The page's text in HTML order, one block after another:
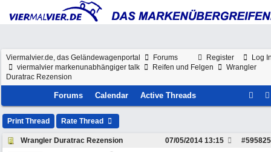
Register Log
Viermalvier.de, das Geländewagenportal
Forums
viermalvier markenunabhängiger talk
Reifen und Felgen
Wrangler
Duratrac Rezension
Forums Calendar Active Threads
Print Thread Rate Thread
Wrangler Duratrac Rezension #595825
07/05/2014 13:15